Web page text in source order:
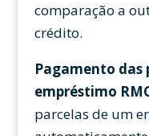
comparação a
crédito.
Pagamento das
empréstimo
parcelas de um